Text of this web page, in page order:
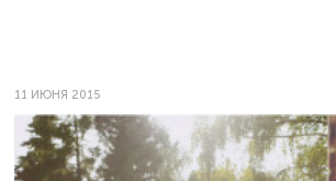
11 ИЮНЯ 2015